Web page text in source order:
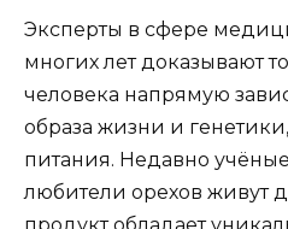
Эксперты в сфере
многих лет доказывают
человека напрямую
образа жизни и
питания. Недавно
любители орехов живут